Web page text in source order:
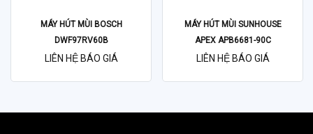
MÁY HÚT MÙI BOSCH
DWF97RV60B
LIÊN HỆ BÁO GIÁ
MÁY HÚT MÙI SUNHOUSE
APEX APB6681-90C
LIÊN HỆ BÁO GIÁ